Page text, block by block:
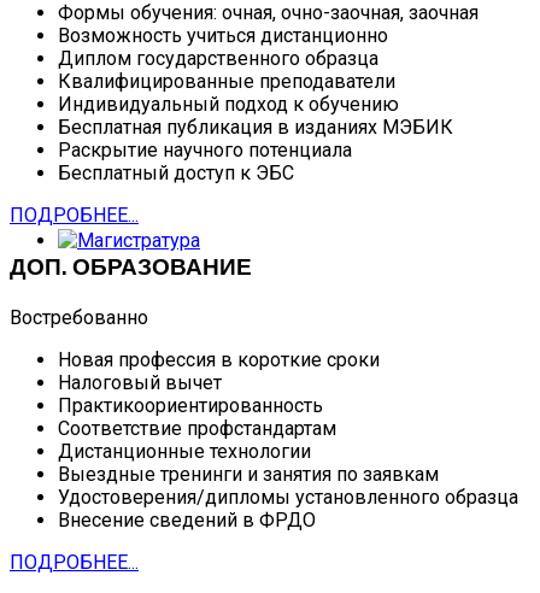
Формы обучения: очная, очно-заочная, заочная
Возможность учиться дистанционно
Диплом государственного образца
Квалифицированные преподаватели
Индивидуальный подход к обучению
Бесплатная публикация в изданиях МЭБИК
Раскрытие научного потенциала
Бесплатный доступ к ЭБС
ПОДРОБНЕЕ...
ДОП. ОБРАЗОВАНИЕ
Востребованно
Новая профессия в короткие сроки
Налоговый вычет
Практикоориентированность
Соответствие профстандартам
Дистанционные технологии
Выездные тренинги и занятия по заявкам
Удостоверения/дипломы установленного образца
Внесение сведений в ФРДО
ПОДРОБНЕЕ...